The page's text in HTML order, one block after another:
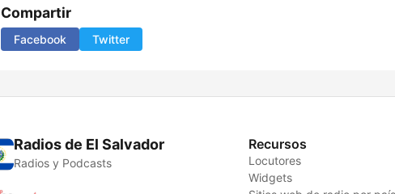
Compartir
Facebook Twitter
Radios de El Salvador
Radios y Podcasts
Recursos
Locutores
Widgets